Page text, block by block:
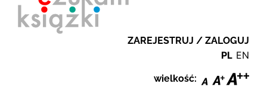
ZAREJESTRUJ / ZALOGUJ
PL EN
wielkość: